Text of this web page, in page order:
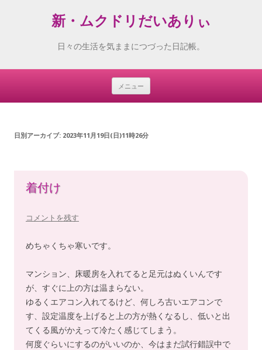
新・ムクドリだいありぃ
日々の生活を気ままにつづった日記帳。
メニュー
Skip
日別アーカイブ: 2023年11月19日(日)11時26分
着付け
コメントを残す
めちゃくちゃ寒いです。
マンション、床暖房を入れてると足元はぬくいんです
が、すぐに上の方は温まらない。
ゆるくエアコン入れてるけど、何しろ古いエアコンで
す、設定温度を上げると上の方が熱くなるし、低いと出
てくる風がかえって冷たく感じてしまう。
何度ぐらいにするのがいいのか、今はまだ試行錯誤中で